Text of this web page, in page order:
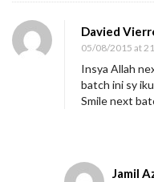
Davied
05/08/2015 at
Insya Allah
batch ini sy
Smile next
Jamil